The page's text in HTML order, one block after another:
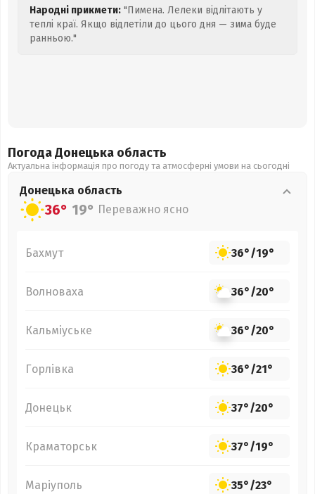
Народні прикмети: "Пимена. Лелеки відлітають у
теплі краї. Якщо відлетіли до цього дня — зима буде
ранньою."
Погода Донецька область
Актуальна інформація про погоду та атмосферні умови на сьогодні
Донецька область
36° 19° Переважно ясно
Бахмут 36°/19°
Волноваха 36°/20°
Кальміуське 36°/20°
Горлівка 36°/21°
Донецьк 37°/20°
Краматорськ 37°/19°
Маріуполь 35°/23°